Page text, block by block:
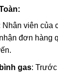
Nhân viên của
đơn hàng
gas: Trước